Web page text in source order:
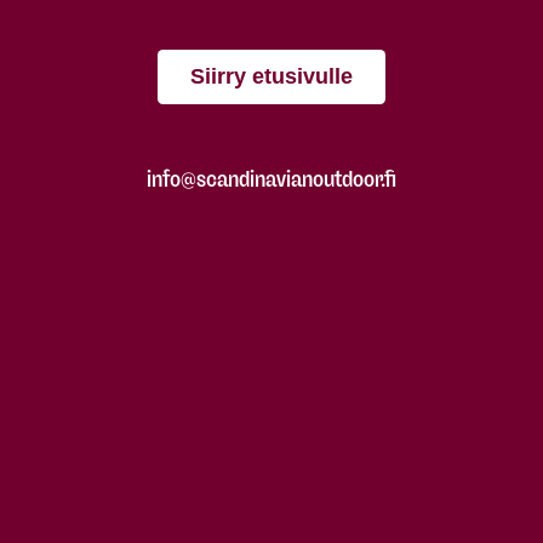
Siirry etusivulle
info@scandinavianoutdoor.fi